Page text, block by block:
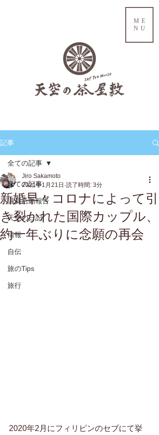
ME
NU
記事
全ての記事
議員活動報告
天空の日記
情報
自伝
旅のTips
旅行
全ての記事
新婚早々コロナによって引
き裂かれた国際カップル、
約一年ぶりに念願の再会
Jiro Sakamoto
2021年1月21日 読了時間: 3分
2020年2月にフィリピンのセブにて挙